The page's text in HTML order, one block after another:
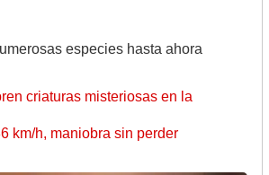
especies hasta ahora
criaturas misteriosas en la
km/h, maniobra sin perder